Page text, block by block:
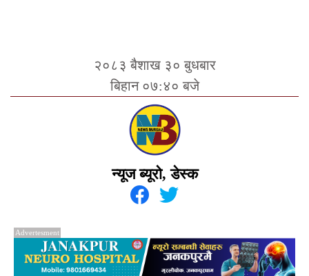
२०८३ बैशाख ३० बुधबार
बिहान ०७:४० बजे
न्यूज ब्यूरो, डेस्क
Advertesment